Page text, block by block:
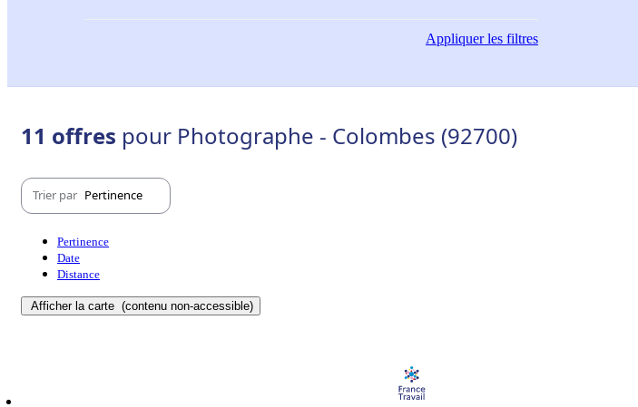
Appliquerles filtres
11 offres pour Photographe - Colombes (92700)
Trier par Pertinence
Pertinence
Date
Distance
Afficher la carte (contenu non-accessible)